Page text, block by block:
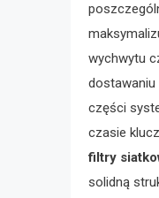
wychwytu
części
czasie
filtry
solidną